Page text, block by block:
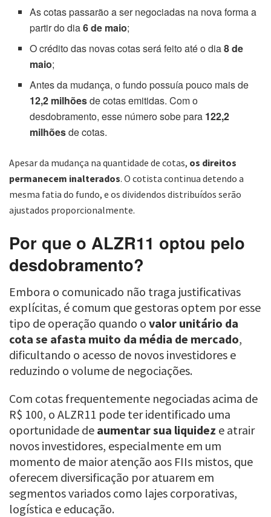
As cotas passarão a ser negociadas na nova forma a
partir do dia6 de maio;
O crédito das novas cotas será feito até o dia8 de
maio;
Antes da mudança, o fundo possuía pouco mais de
12,2 milhõesde cotas emitidas. Com o
desdobramento, esse número sobe para 122,2
milhõesde cotas.
Apesar da mudança na quantidade de cotas, os direitos
permanecem inalterados. O cotista continua detendo a
mesma fatia do fundo, e os dividendos distribuídos serão
ajustados proporcionalmente.
Por que o ALZR11 optou pelo
desdobramento?
Embora o comunicado não traga justificativas
explícitas, é comum que gestoras optem por esse
tipo de operação quando o valor unitário da
cota se afasta muito da média de mercado,
dificultando o acesso de novos investidores e
reduzindo o volume de negociações.
Com cotas frequentemente negociadas acima de
R$ 100, o ALZR11 pode ter identificado uma
oportunidade de aumentar sua liquidez e atrair
novos investidores, especialmente em um
momento de maior atenção aos FIIs mistos, que
oferecem diversificação por atuarem em
segmentos variados como lajes corporativas,
logística e educação.